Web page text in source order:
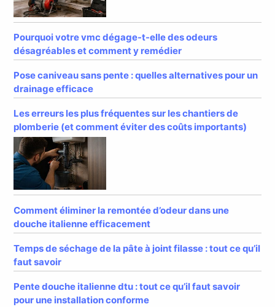
Pourquoi votre vmc dégage-t-elle des odeurs
désagréables et comment y remédier
Pose caniveau sans pente : quelles alternatives pour un
drainage efficace
Les erreurs les plus fréquentes sur les chantiers de
plomberie (et comment éviter des coûts importants)
Comment éliminer la remontée d’odeur dans une
douche italienne efficacement
Temps de séchage de la pâte à joint filasse : tout ce qu’il
faut savoir
Pente douche italienne dtu : tout ce qu’il faut savoir
pour une installation conforme